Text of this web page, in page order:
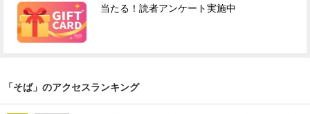
当たる！読者アンケート実施中
「そば」のアクセスランキング